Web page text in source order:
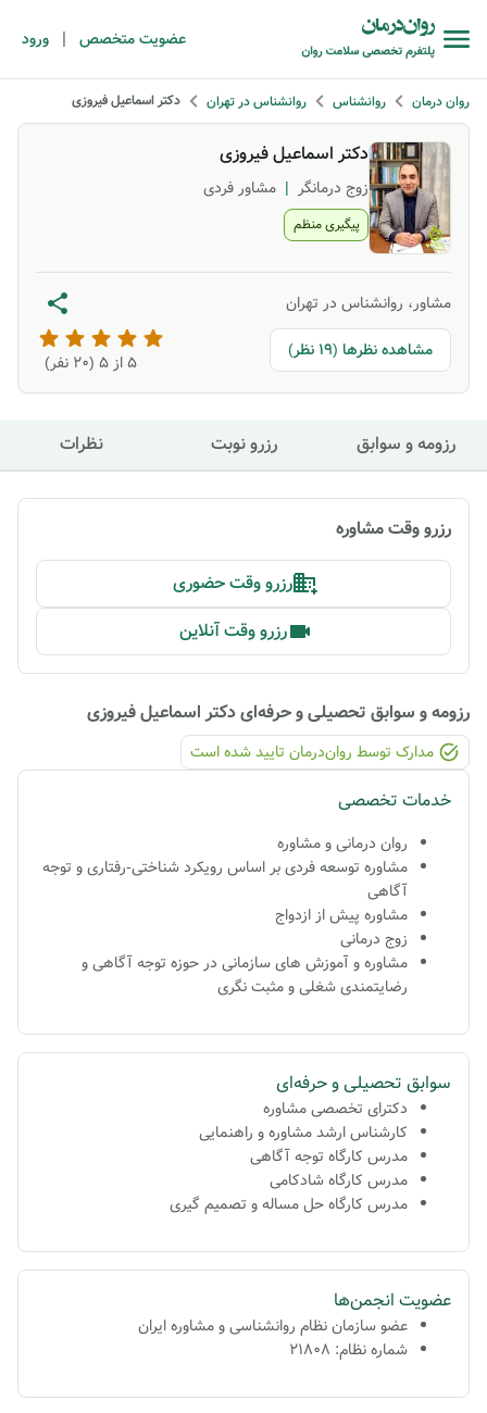
عضویت متخصص | ورود
روان درمان روانشناس روانشناس در تهران دکتر اسماعیل فیروزی
دکتر اسماعیل فیروزی
زوج درمانگر | مشاور فردی
پیگیری منظم
مشاور، روانشناس در تهران
مشاهده نظرها (19 نظر)
5از ۵ ( 20 نفر)
رزومه و سوابق رزرو نوبت نظرات
رزرو وقت مشاوره
رزرو وقت حضوری
رزرو وقت آنلاین
رزومه و سوابق تحصیلی و حرفه‌ایدکتر اسماعیل فیروزی
مدارک توسط روان‌درمان تایید شده ‌است
خدمات تخصصی
روان درمانی و مشاوره
مشاوره توسعه فردی بر اساس رویکرد شناختی-رفتاری و توجه
آگاهی
مشاوره پیش از ازدواج
زوج درمانی
مشاوره و آموزش های سازمانی در حوزه توجه آگاهی و
رضایتمندی شغلی و مثبت نگری
سوابق تحصیلی و حرفه‌ای
دکترای تخصصی مشاوره
کارشناس ارشد مشاوره و راهنمایی
مدرس کارگاه توجه آگاهی
مدرس کارگاه شادکامی
مدرس کارگاه حل مساله و تصمیم گیری
عضویت انجمن‌ها
عضو سازمان نظام روانشناسی و مشاوره ایران
شماره نظام: 21808